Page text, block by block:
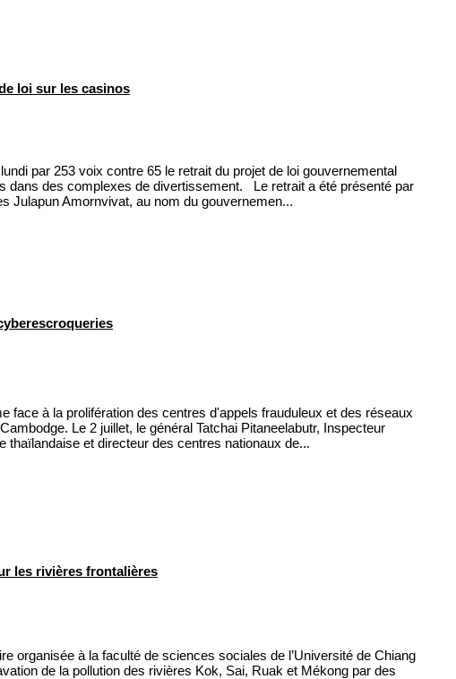
loi sur les casinos
par 253 voix contre 65 le retrait du projet de loi gouvernemental
dans des complexes de divertissement. Le retrait a été présenté par
Julapun Amornvivat, au nom du gouvernemen...
face à la prolifération des centres d'appels frauduleux et des réseaux
Le 2 juillet, le général Tatchai Pitaneelabutr, Inspecteur
thaïlandaise et directeur des centres nationaux de...
les rivières frontalières
organisée à la faculté de sciences sociales de l’Université de Chiang
de la pollution des rivières Kok, Sai, Ruak et Mékong par des